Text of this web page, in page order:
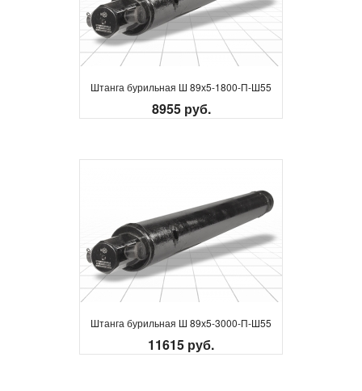
Штанга бурильная Ш 89х5-1800-П-Ш55
8955 руб.
Штанга бурильная Ш 89х5-3000-П-Ш55
11615 руб.